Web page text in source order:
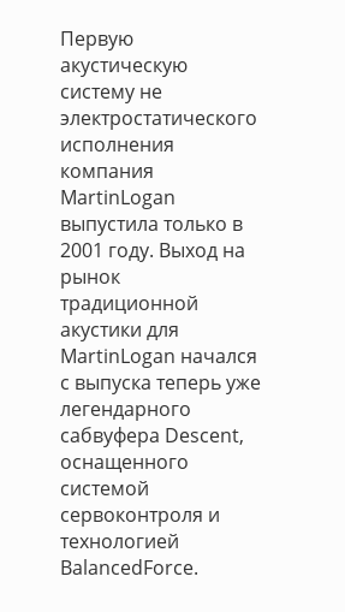
Первую
акустическую
систему не
электростатического
исполнения
компания
MartinLogan
выпустила только в
2001 году. Выход на
рынок
традиционной
акустики для
MartinLogan начался
с выпуска теперь уже
легендарного
сабвуфера Descent,
оснащенного
системой
сервоконтроля и
технологией
BalancedForce.